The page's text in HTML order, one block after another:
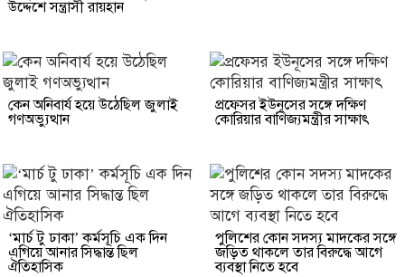
উদ্দেশে সন্ত্রাসী রায়হান
কেন অনিবার্য হয়ে উঠেছিল জুলাই
গণঅভ্যুত্থান
প্রফেসর ইউনূসের সঙ্গে দক্ষিণ
কোরিয়ার বাণিজ্যমন্ত্রীর সাক্ষাৎ
‘মার্চ টু ঢাকা’ কর্মসূচি এক দিন
এগিয়ে আনার সিদ্ধান্ত ছিল
ঐতিহাসিক
পুলিশের কোন সদস্য মাদকের সঙ্গে
জড়িত থাকলে তার বিরুদ্ধে আগে
ব্যবস্থা নিতে হবে